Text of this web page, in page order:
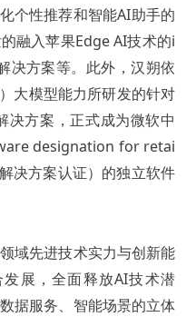
个性推荐和智能AI助手的
融入苹果Edge AI技术的i
决方案等。此外，汉朔依
大模型能力所研发的针对
决方案，正式成为微软中
designation for retai
决方案认证）的独立软件
域先进技术实力与创新能
展，全面释放AI技术潜
据服务、智能场景的立体